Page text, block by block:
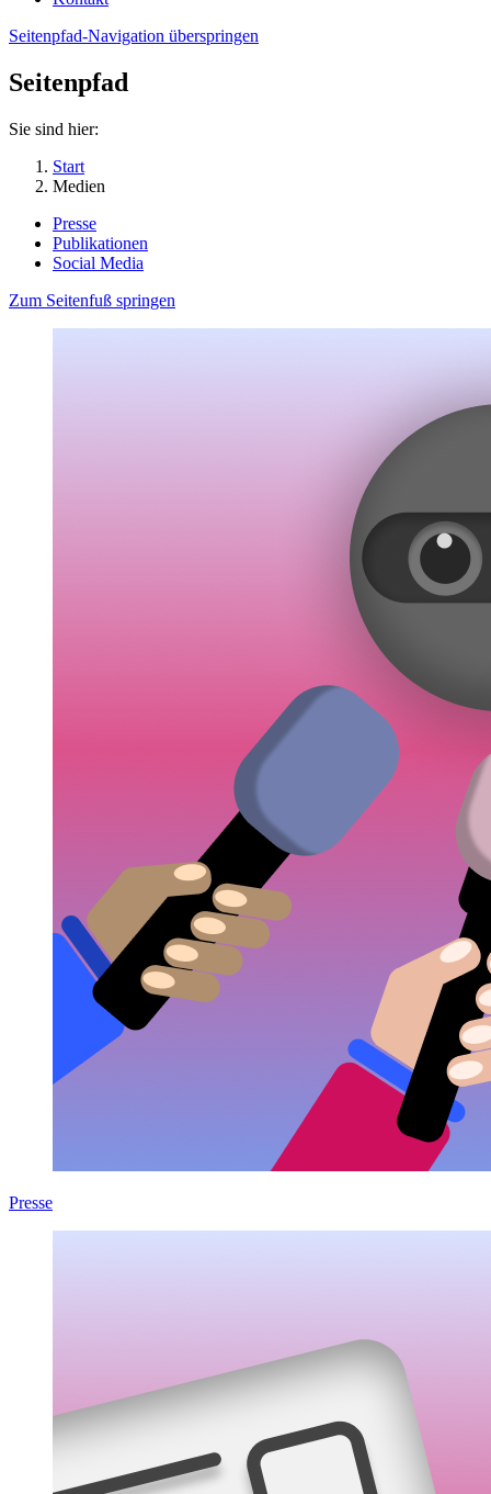
Seitenpfad-Navigation überspringen
Seitenpfad
Sie sind hier:
Start
Medien
Presse
Publikationen
Social Media
Zum Seitenfuß springen
Presse